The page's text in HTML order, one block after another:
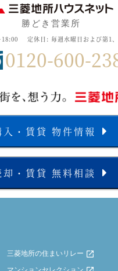
勝どき営業所
定休日: 毎週水曜日および第1
0120-600-
入・賃貸 物件情報
却・賃貸 無料相談
三菱地所の住まいリレー